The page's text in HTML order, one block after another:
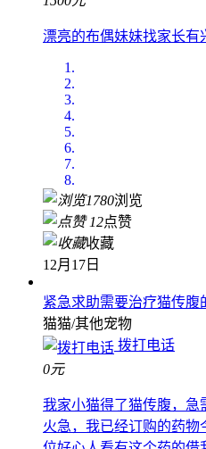
1500元
漂亮的布偶妹妹找家长有
1780浏览
12点赞
收藏
12月17日
紧急求助需要治疗猫传腹
猫猫/其他宠物
拨打电话
0元
我家小猫得了猫传腹，急
火急，我已经订购的药物